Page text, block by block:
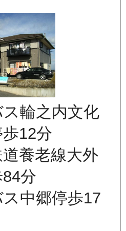
輪之内文化
12分
養老線大外
分
中郷停歩17